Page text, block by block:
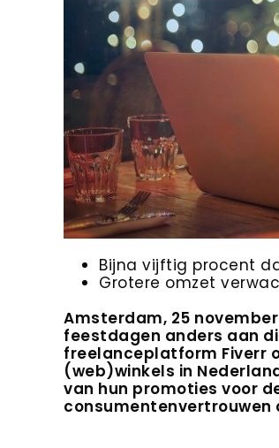
Bijna vijftig procent
Grotere omzet
Amsterdam, 25
feestdagen anders aan
freelanceplatform Fiverr
(web)winkels in
van hun promoties voor
consumentenvertrouwen